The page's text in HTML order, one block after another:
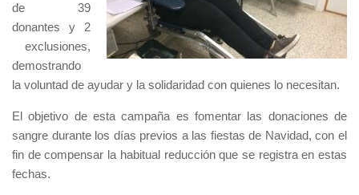
de 39
donantes y 2
exclusiones,
demostrando
la voluntad de ayudar y la solidaridad con quienes lo necesitan.
El objetivo de esta campaña es fomentar las donaciones de
sangre durante los días previos a las fiestas de Navidad, con el
fin de compensar la habitual reducción que se registra en estas
fechas.